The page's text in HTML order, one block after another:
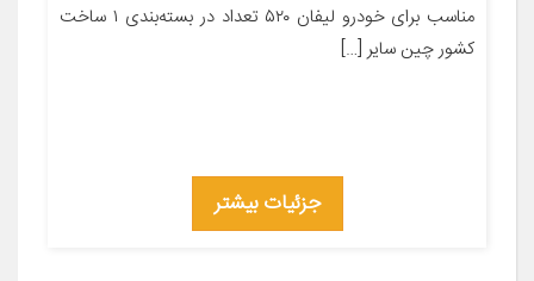
مناسب برای خودرو لیفان ۵۲۰ تعداد در بسته‌بندی ۱ ساخت
کشور چین سایر […]
جزئیات بیشتر